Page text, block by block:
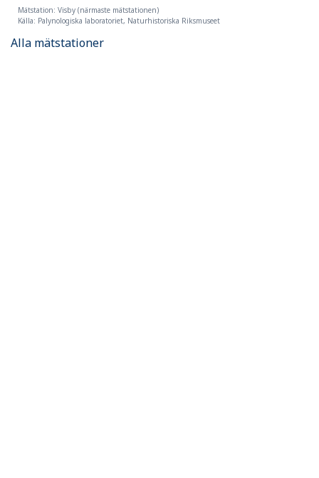
Mätstation: Visby (närmaste mätstationen)
Källa: Palynologiska laboratoriet, Naturhistoriska Riksmuseet
Alla mätstationer